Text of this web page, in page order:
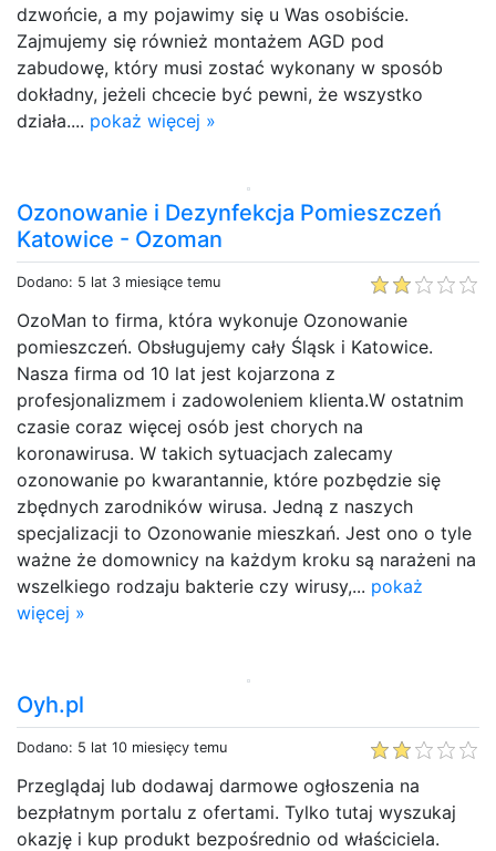
dzwońcie, a my pojawimy się u Was osobiście.
Zajmujemy się również montażem AGD pod
zabudowę, który musi zostać wykonany w sposób
dokładny, jeżeli chcecie być pewni, że wszystko
działa.... pokaż więcej »
Ozonowanie i Dezynfekcja Pomieszczeń
Katowice - Ozoman
Dodano: 5 lat 3 miesiące temu
OzoMan to firma, która wykonuje Ozonowanie
pomieszczeń. Obsługujemy cały Śląsk i Katowice.
Nasza firma od 10 lat jest kojarzona z
profesjonalizmem i zadowoleniem klienta.W ostatnim
czasie coraz więcej osób jest chorych na
koronawirusa. W takich sytuacjach zalecamy
ozonowanie po kwarantannie, które pozbędzie się
zbędnych zarodników wirusa. Jedną z naszych
specjalizacji to Ozonowanie mieszkań. Jest ono o tyle
ważne że domownicy na każdym kroku są narażeni na
wszelkiego rodzaju bakterie czy wirusy,... pokaż
więcej »
Oyh.pl
Dodano: 5 lat 10 miesięcy temu
Przeglądaj lub dodawaj darmowe ogłoszenia na
bezpłatnym portalu z ofertami. Tylko tutaj wyszukaj
okazję i kup produkt bezpośrednio od właściciela.